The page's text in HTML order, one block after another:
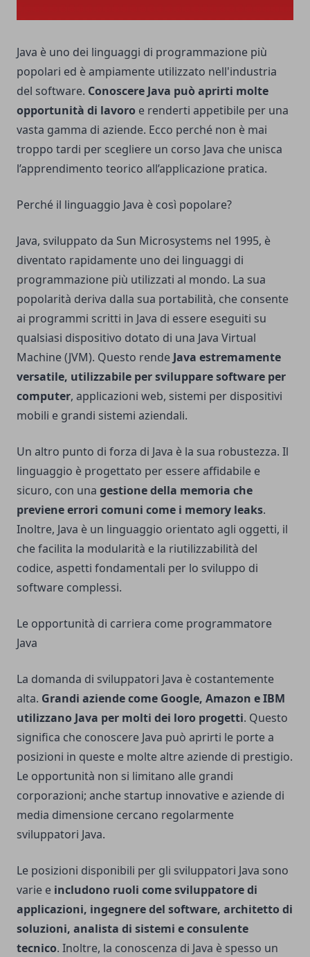
Java è uno dei linguaggi di programmazione più
popolari ed è ampiamente utilizzato nell'industria
del software. Conoscere Java può aprirti molte
opportunità di lavoro e renderti appetibile per una
vasta gamma di aziende. Ecco perché non è mai
troppo tardi per scegliere un corso Java che unisca
l’apprendimento teorico all’applicazione pratica.
Perché il linguaggio Java è così popolare?
Java, sviluppato da Sun Microsystems nel 1995, è
diventato rapidamente uno dei linguaggi di
programmazione più utilizzati al mondo. La sua
popolarità deriva dalla sua portabilità, che consente
ai programmi scritti in Java di essere eseguiti su
qualsiasi dispositivo dotato di una Java Virtual
Machine (JVM). Questo rende Java estremamente
versatile, utilizzabile per sviluppare software per
computer, applicazioni web, sistemi per dispositivi
mobili e grandi sistemi aziendali.
Un altro punto di forza di Java è la sua robustezza. Il
linguaggio è progettato per essere affidabile e
sicuro, con una gestione della memoria che
previene errori comuni come i memory leaks.
Inoltre, Java è un linguaggio orientato agli oggetti, il
che facilita la modularità e la riutilizzabilità del
codice, aspetti fondamentali per lo sviluppo di
software complessi.
Le opportunità di carriera come programmatore
Java
La domanda di sviluppatori Java è costantemente
alta. Grandi aziende come Google, Amazon e IBM
utilizzano Java per molti dei loro progetti. Questo
significa che conoscere Java può aprirti le porte a
posizioni in queste e molte altre aziende di prestigio.
Le opportunità non si limitano alle grandi
corporazioni; anche startup innovative e aziende di
media dimensione cercano regolarmente
sviluppatori Java.
Le posizioni disponibili per gli sviluppatori Java sono
varie e includono ruoli come sviluppatore di
applicazioni, ingegnere del software, architetto di
soluzioni, analista di sistemi e consulente
tecnico. Inoltre, la conoscenza di Java è spesso un